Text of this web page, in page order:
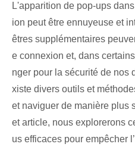
L'apparition de pop-ups
ion peut être ennuyeuse et
êtres supplémentaires
e connexion et, dans
nger pour la sécurité de nos
xiste divers outils et
et naviguer de manière plus
et article, nous explorerons
us efficaces pour empêcher